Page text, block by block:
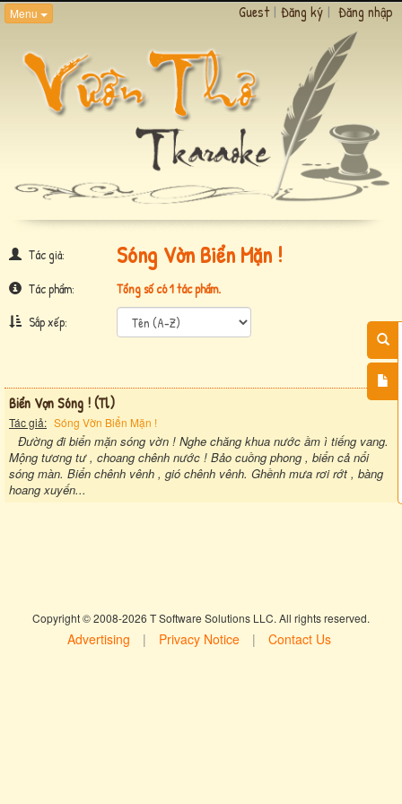
Menu Guest | Đăng ký | Đăng nhập
Tác giả: Sóng Vờn Biển Mặn !
Tác phẩm:
Tổng số có 1 tác phẩm.
Sắp xếp:
Biển Vợn Sóng ! (tl)
Tác giả: Sóng Vờn Biển Mặn !
Đường đi biển mặn sóng vờn ! Nghe chăng khua nước ầm ì tiếng vang.
Mộng tương tư , choang chênh nước ! Bảo cuồng phong , biển cả nổi
sóng màn. Biển chênh vênh , gió chênh vênh. Ghềnh mưa rơi rớt , bàng
hoang xuyến...
Copyright © 2008-2026 T Software Solutions LLC. All rights reserved.
Advertising | Privacy Notice | Contact Us